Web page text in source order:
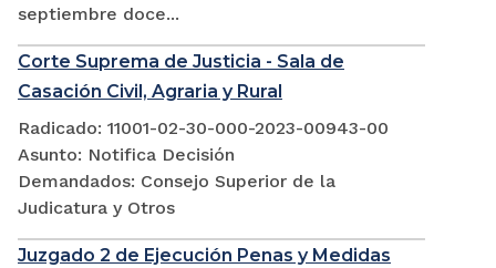
septiembre doce...
Corte Suprema de Justicia - Sala de
Casación Civil, Agraria y Rural
Radicado: 11001-02-30-000-2023-00943-00
Asunto: Notifica Decisión
Demandados: Consejo Superior de la
Judicatura y Otros
Juzgado 2 de Ejecución Penas y Medidas